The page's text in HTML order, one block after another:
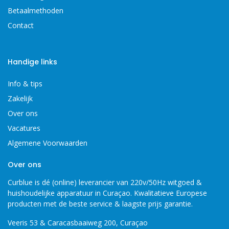
Betaalmethoden
Contact
Handige links
Info & tips
Zakelijk
Over ons
Vacatures
Algemene Voorwaarden
Over ons
Curblue is dé (online) leverancier van 220v/50Hz witgoed &
huishoudelijke apparatuur in Curaçao. Kwalitatieve Europese
producten met de beste service & laagste prijs garantie.
Veeris 53 & Caracasbaaiweg 200, Curaçao